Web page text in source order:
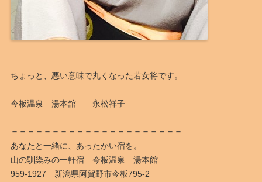
ちょっと、悪い意味で丸くなった若女将です。
今板温泉 湯本舘 永松祥子
＝＝＝＝＝＝＝＝＝＝＝＝＝＝＝＝＝＝＝＝＝
あなたと一緒に、あったかい宿を。
山の馴染みの一軒宿 今板温泉 湯本館
959-1927 新潟県阿賀野市今板795-2